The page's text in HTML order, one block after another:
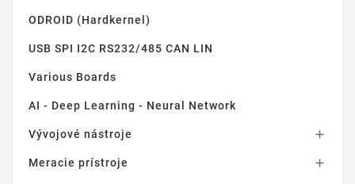
ODROID (Hardkernel)
USB SPI I2C RS232/485 CAN LIN
Various Boards
AI - Deep Learning - Neural Network
Vývojové nástroje 
Meracie prístroje 